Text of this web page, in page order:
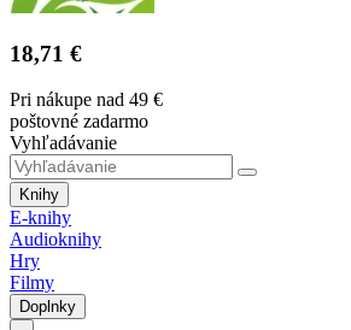
18,71 €
Pri nákupe nad 49 €
poštovné zadarmo
Vyhľadávanie
Knihy
E-knihy
Audioknihy
Hry
Filmy
Doplnky